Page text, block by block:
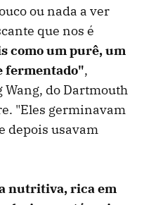
ou nada a ver
que nos é
como um purê, um
fermentado",
Wang, do Dartmouth
"Eles germinavam
depois usavam
nutritiva, rica em